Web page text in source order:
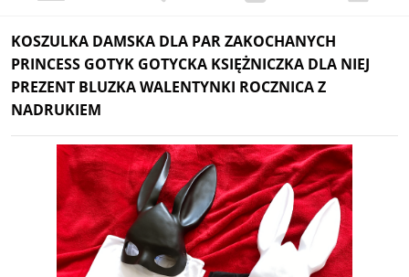
KOSZULKA DAMSKA DLA PAR ZAKOCHANYCH
PRINCESS GOTYK GOTYCKA KSIĘŻNICZKA DLA NIEJ
PREZENT BLUZKA WALENTYNKI ROCZNICA Z
NADRUKIEM